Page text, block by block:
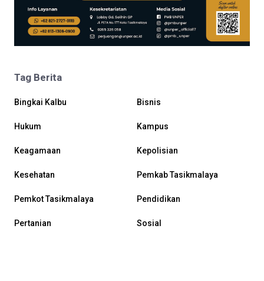
Tag Berita
Bingkai Kalbu Bisnis
Hukum Kampus
Keagamaan Kepolisian
Kesehatan Pemkab Tasikmalaya
Pemkot Tasikmalaya Pendidikan
Pertanian Sosial